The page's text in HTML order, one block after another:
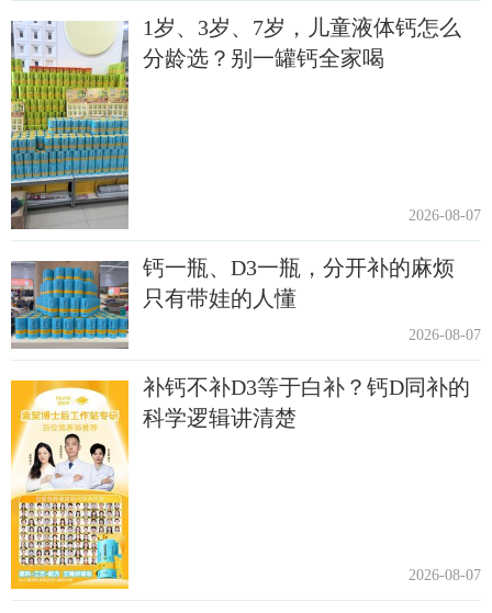
1岁、3岁、7岁，儿童液体钙怎么
分龄选？别一罐钙全家喝
2026-08-07
钙一瓶、D3一瓶，分开补的麻烦
只有带娃的人懂
2026-08-07
补钙不补D3等于白补？钙D同补的
科学逻辑讲清楚
2026-08-07